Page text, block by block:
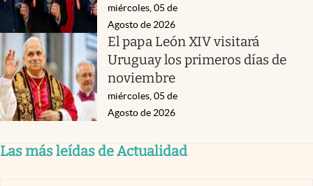
miércoles, 05 de
Agosto de 2026
El papa León XIV visitará
Uruguay los primeros días de
noviembre
miércoles, 05 de
Agosto de 2026
Las más leídas de Actualidad